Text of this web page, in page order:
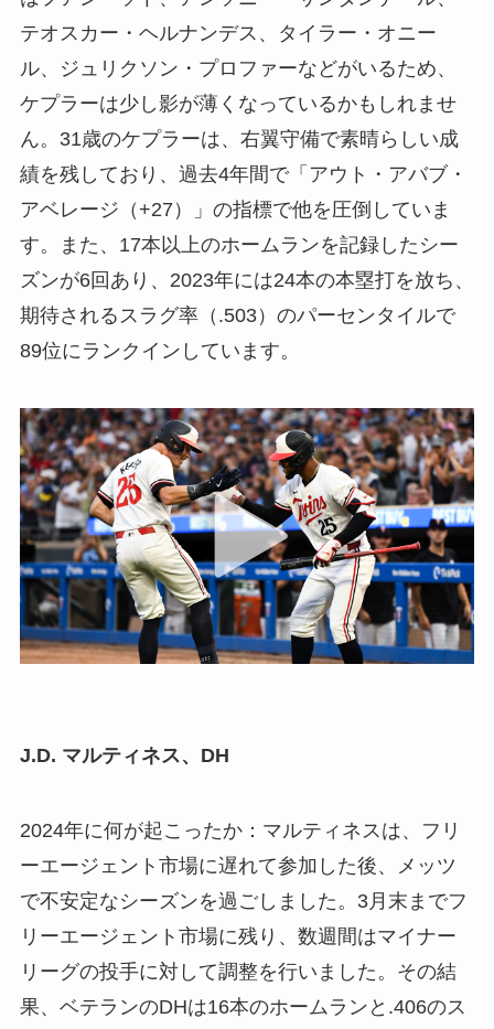
テオスカー・ヘルナンデス、タイラー・オニー
ル、ジュリクソン・プロファーなどがいるため、
ケプラーは少し影が薄くなっているかもしれませ
ん。31歳のケプラーは、右翼守備で素晴らしい成
績を残しており、過去4年間で「アウト・アバブ・
アベレージ（+27）」の指標で他を圧倒していま
す。また、17本以上のホームランを記録したシー
ズンが6回あり、2023年には24本の本塁打を放ち、
期待されるスラグ率（.503）のパーセンタイルで
89位にランクインしています。
J.D. マルティネス、DH
2024年に何が起こったか：マルティネスは、フリ
ーエージェント市場に遅れて参加した後、メッツ
で不安定なシーズンを過ごしました。3月末までフ
リーエージェント市場に残り、数週間はマイナー
リーグの投手に対して調整を行いました。その結
果、ベテランのDHは16本のホームランと.406のス